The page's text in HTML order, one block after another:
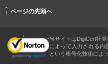
-
↑ ページの先頭へ
当サイトはDigiCert社
によって入力される内
という暗号化技術によ